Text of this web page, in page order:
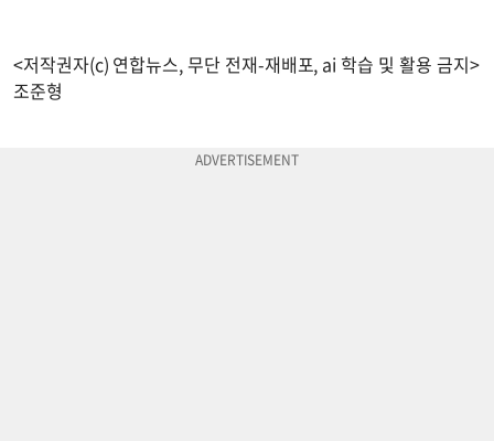
<저작권자(c) 연합뉴스, 무단 전재-재배포, ai 학습 및 활용 금지>
조준형